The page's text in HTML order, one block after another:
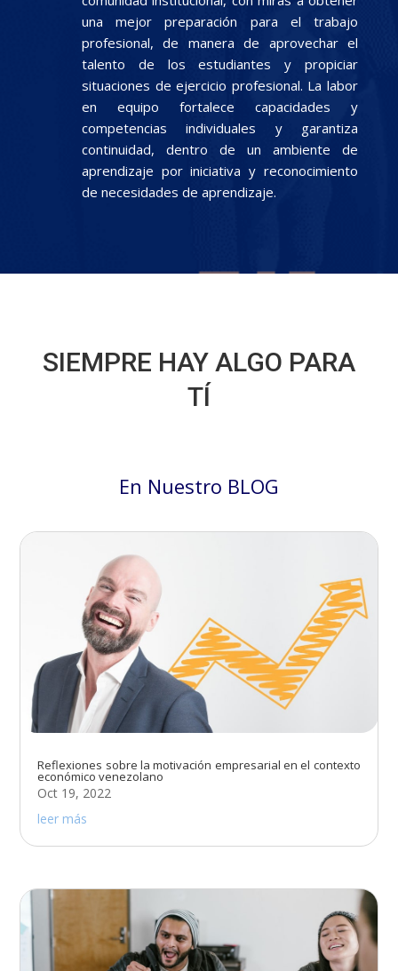
una mejor preparación para el trabajo
profesional, de manera de aprovechar el
talento de los estudiantes y propiciar
situaciones de ejercicio profesional. La labor
en equipo fortalece capacidades y
competencias individuales y garantiza
continuidad, dentro de un ambiente de
aprendizaje por iniciativa y reconocimiento
de necesidades de aprendizaje.
SIEMPRE HAY ALGO PARA
TÍ
En Nuestro BLOG
Reflexiones sobre la motivación empresarial en el contexto
económico venezolano
Oct 19, 2022
leer más